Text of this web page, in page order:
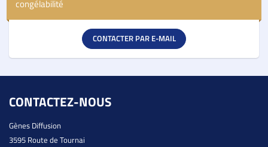
congélabilité
CONTACTER PAR E-MAIL
CONTACTEZ-NOUS
Gènes Diffusion
3595 Route de Tournai